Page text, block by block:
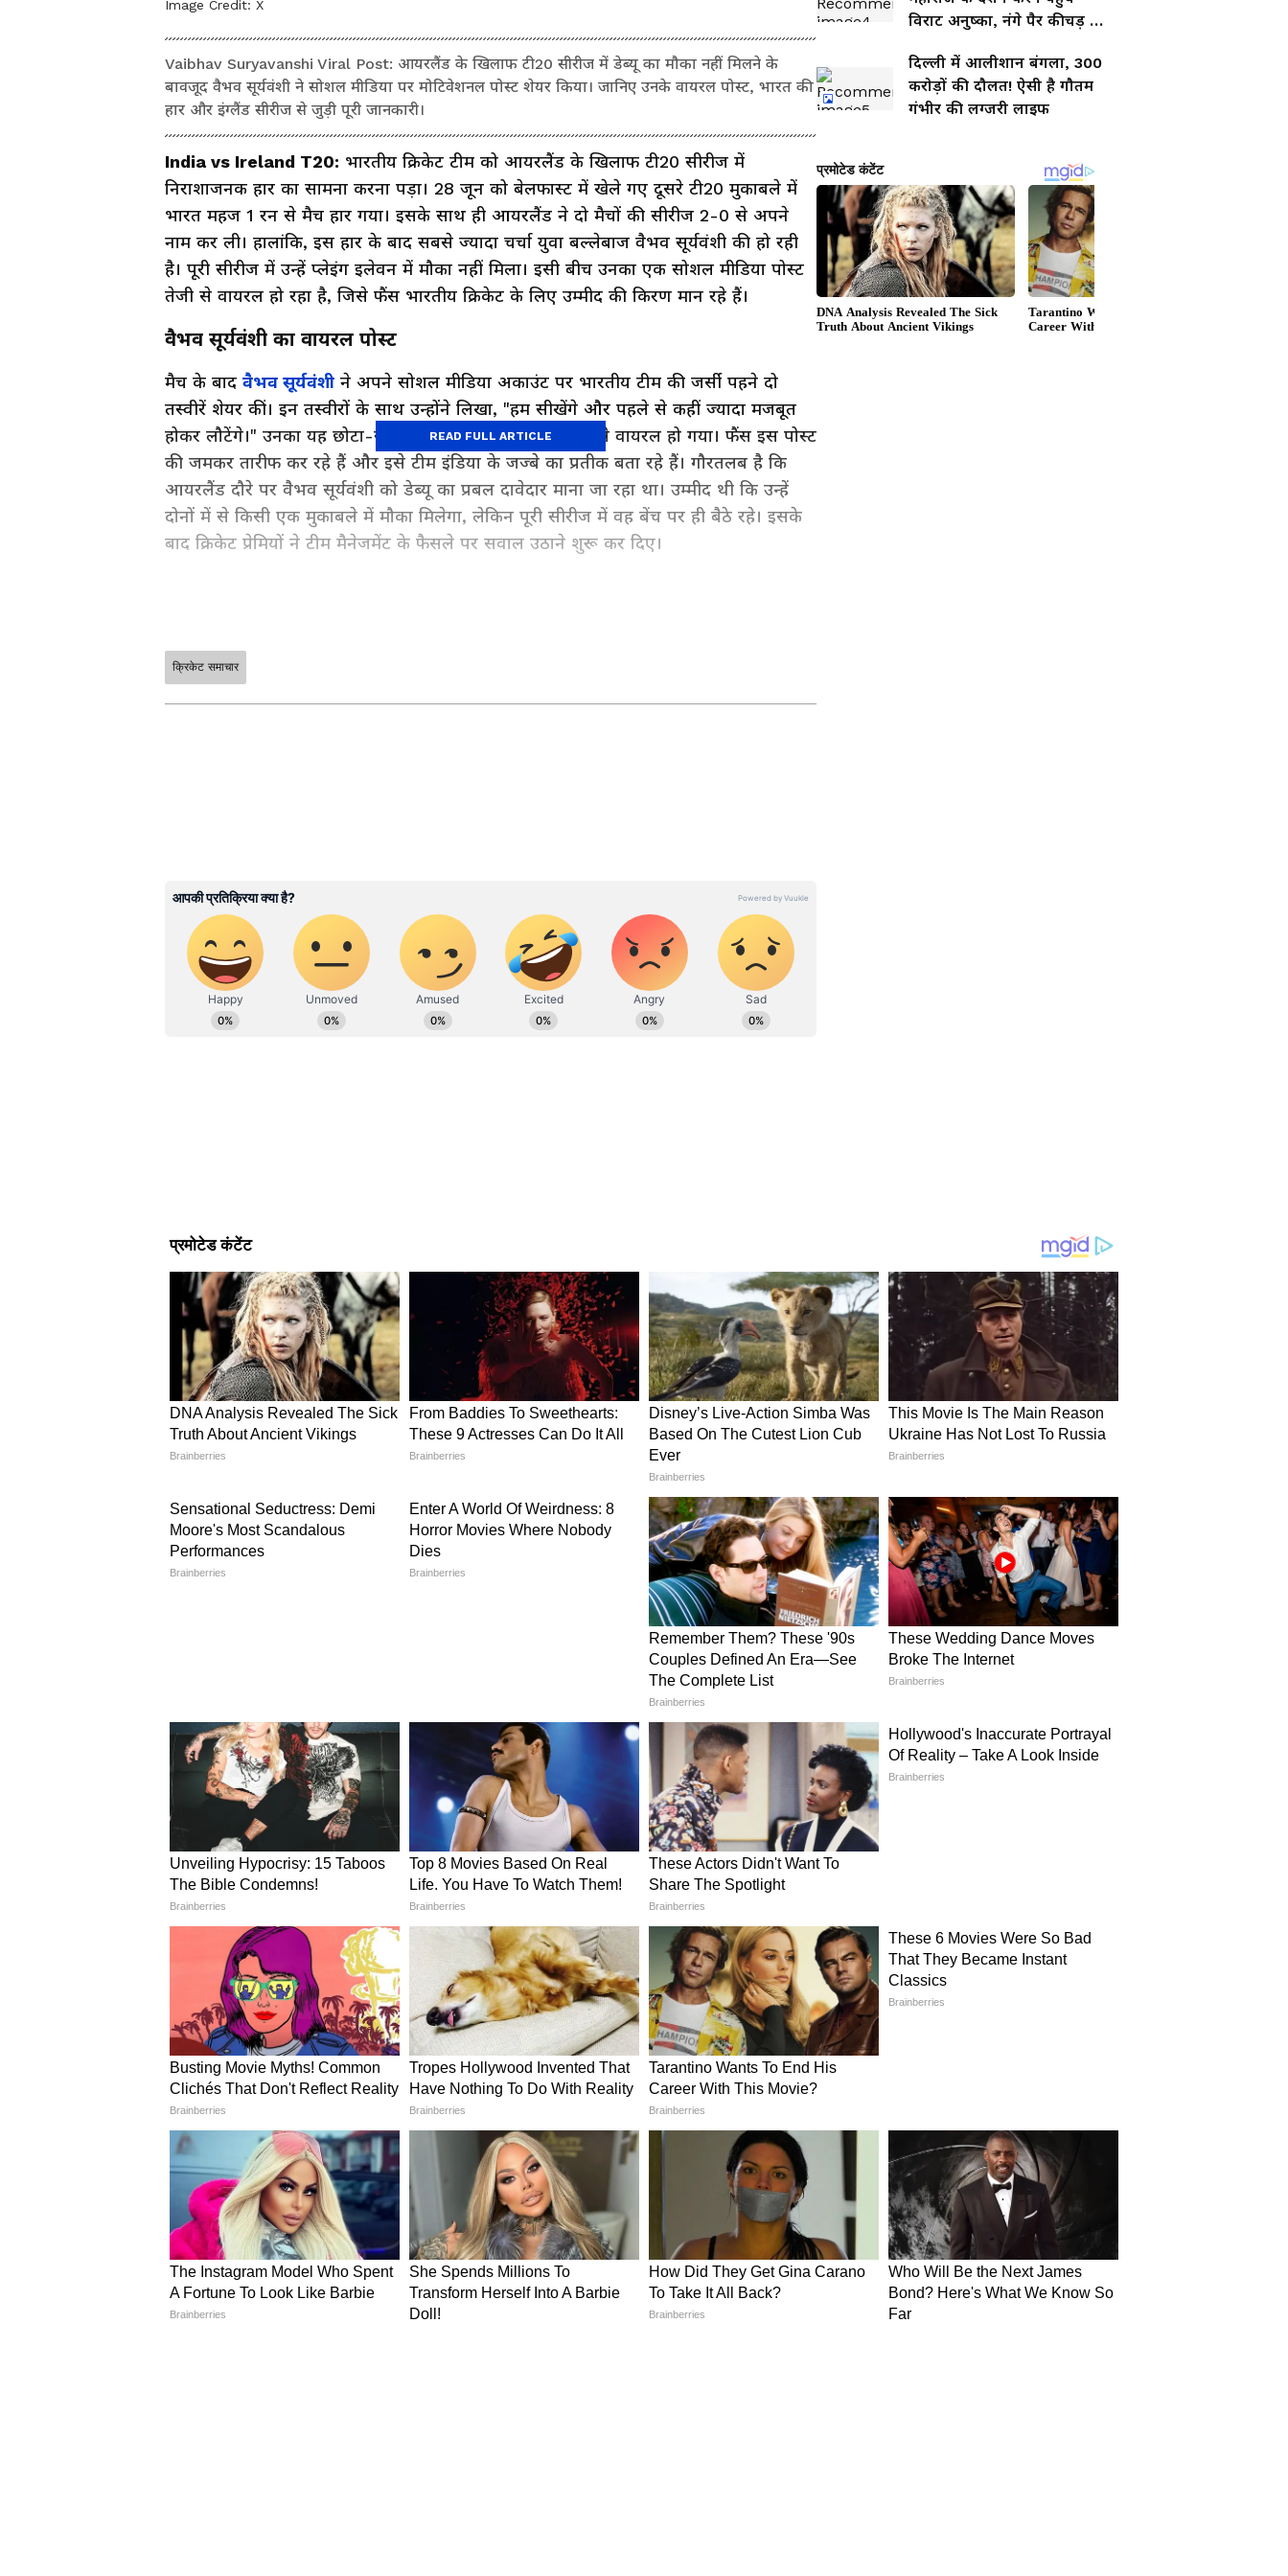
Image Credit: X
Vaibhav Suryavanshi Viral Post: आयरलैंड के खिलाफ टी20 सीरीज में डेब्यू का मौका नहीं मिलने के
बावजूद वैभव सूर्यवंशी ने सोशल मीडिया पर मोटिवेशनल पोस्ट शेयर किया। जानिए उनके वायरल पोस्ट, भारत की
हार और इंग्लैंड सीरीज से जुड़ी पूरी जानकारी।
India vs Ireland T20: भारतीय क्रिकेट टीम को आयरलैंड के खिलाफ टी20 सीरीज में
निराशाजनक हार का सामना करना पड़ा। 28 जून को बेलफास्ट में खेले गए दूसरे टी20 मुकाबले में
भारत महज 1 रन से मैच हार गया। इसके साथ ही आयरलैंड ने दो मैचों की सीरीज 2-0 से अपने
नाम कर ली। हालांकि, इस हार के बाद सबसे ज्यादा चर्चा युवा बल्लेबाज वैभव सूर्यवंशी की हो रही
है। पूरी सीरीज में उन्हें प्लेइंग इलेवन में मौका नहीं मिला। इसी बीच उनका एक सोशल मीडिया पोस्ट
तेजी से वायरल हो रहा है, जिसे फैंस भारतीय क्रिकेट के लिए उम्मीद की किरण मान रहे हैं।
वैभव सूर्यवंशी का वायरल पोस्ट
मैच के बाद वैभव सूर्यवंशी ने अपने सोशल मीडिया अकाउंट पर भारतीय टीम की जर्सी पहने दो
तस्वीरें शेयर कीं। इन तस्वीरों के साथ उन्होंने लिखा, "हम सीखेंगे और पहले से कहीं ज्यादा मजबूत
होकर लौटेंगे।" उनका यह छोटा-सा मैसेज सोशल मीडिया पर तेजी से वायरल हो गया। फैंस इस पोस्ट
की जमकर तारीफ कर रहे हैं और इसे टीम इंडिया के जज्बे का प्रतीक बता रहे हैं। गौरतलब है कि
आयरलैंड दौरे पर वैभव सूर्यवंशी को डेब्यू का प्रबल दावेदार माना जा रहा था। उम्मीद थी कि उन्हें
दोनों में से किसी एक मुकाबले में मौका मिलेगा, लेकिन पूरी सीरीज में वह बेंच पर ही बैठे रहे। इसके
बाद क्रिकेट प्रेमियों ने टीम मैनेजमेंट के फैसले पर सवाल उठाने शुरू कर दिए।
और पढे़ं-IND vs IRE: सिर्फ 1 रन से टूटा भारत का घमंड! आयरलैंड ने टीम इंडिया का 2-0 से
किया सफाया
क्या इंग्लैंड की खिलाफ मिलेगा वैभव को मौका?
अब सभी की नजरें 1 जुलाई से शुरू होने वाली भारत-इंग्लैंड टी20 सीरीज पर हैं। माना जा रहा है कि
इंग्लैंड की तेज और सीम वाली पिचों पर वैभव सूर्यवंशी को अपना पहला अंतरराष्ट्रीय मुकाबला खेलने
जीत के बेहद करीब पहुंचकर भी लक्ष्य हासिल नहीं कर सकी। मैच के बाद सोशल मीडिया पर फैंस
लगातार सवाल पूछ रहे हैं कि जब वैभव सूर्यवंशी शानदार फॉर्म में थे, तो उन्हें प्लेइंग इलेवन में जगह
क्यों नहीं दी गई। दरअसल, आईपीएल 2026 में वैभव ने राजस्थान रॉयल्स के लिए शानदार
बल्लेबाजी की थी। उनके बेहतरीन प्रदर्शन के चलते ही उन्हें भारतीय टीम में शामिल किया गया था।
माना जा रहा था कि वह टॉप ऑर्डर में बल्लेबाजी करते हुए टीम को मजबूती देंगे, लेकिन पूरी सीरीज
में उन्हें सिर्फ स्क्वॉड का हिस्सा बनाकर रखा गया और डेब्यू का इंतजार बढ़ गया।
READ FULL ARTICLE
ABOUT THE AUTHOR
Deepali Virk
क्रिकेट समाचार
विराट अनुष्का, नंगे पैर कीचड़ में
दिल्ली में आलीशान बंगला, 300
करोड़ों की दौलत! ऐसी है गौतम
गंभीर की लग्जरी लाइफ